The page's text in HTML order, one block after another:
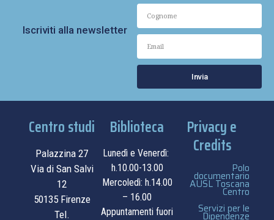
Iscriviti alla newsletter
Invia
Centro studi
Palazzina 27
Via di San Salvi
12
50135 Firenze
Tel.
Biblioteca
Lunedì e Venerdì:
h.10.00-13.00
Mercoledì: h.14.00
– 16.00
Appuntamenti fuori
Privacy e
Credits
Polo
documentario
AUSL Toscana
Centro
Servizi per le
Dipendenze